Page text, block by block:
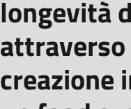
longevità
creazione